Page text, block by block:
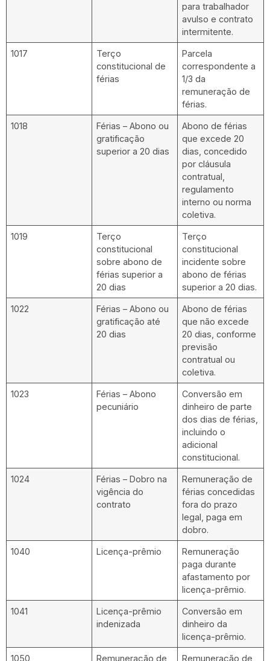
para trabalhador
avulso e contrato
intermitente.
1017
Terço
constitucional de
férias
Parcela
correspondente a
1/3 da
remuneração de
férias.
1018
Férias – Abono ou
gratificação
superior a 20 dias
Abono de férias
que excede 20
dias, concedido
por cláusula
contratual,
regulamento
interno ou norma
coletiva.
1019
Terço
constitucional
sobre abono de
férias superior a
20 dias
Terço
constitucional
incidente sobre
abono de férias
superior a 20 dias.
1022
Férias – Abono ou
gratificação até
20 dias
Abono de férias
que não excede
20 dias, conforme
previsão
contratual ou
coletiva.
1023
Férias – Abono
pecuniário
Conversão em
dinheiro de parte
dos dias de férias,
incluindo o
adicional
constitucional.
1024
Férias – Dobro na
vigência do
contrato
Remuneração de
férias concedidas
fora do prazo
legal, paga em
dobro.
1040 Licença-prêmio
Remuneração
paga durante
afastamento por
licença-prêmio.
1041
Licença-prêmio
indenizada
Conversão em
dinheiro da
licença-prêmio.
1050 Remuneração de Remuneração de